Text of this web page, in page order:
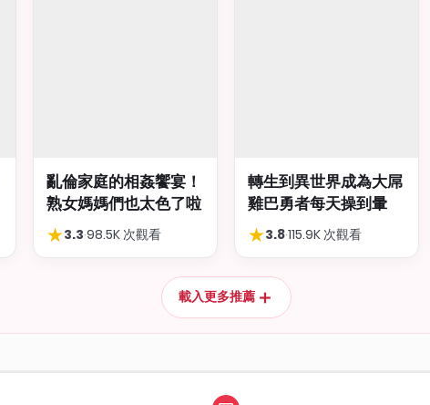
亂倫家庭的相姦饗宴！
熟女媽媽們也太色了啦
★3.3·98.5K 次觀看
轉生到異世界成為大屌
雞巴勇者每天操到暈
★3.8·115.9K 次觀看
載入更多推薦＋